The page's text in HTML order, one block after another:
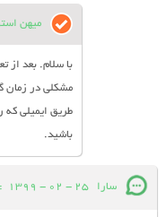
میهن
با سلام. بعد از
مشکلی در زمان
طریق ایمیلی که
باشید.
سارا 25 - 02 - 1399
: